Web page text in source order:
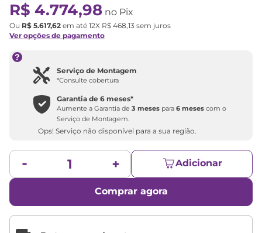
R$ 4.774,98 no Pix
Ou R$ 5.617,62 em até 12X R$ 468,13 sem juros
Ver opções de pagamento
Serviço de Montagem
*Consulte cobertura
Garantia de6 meses*
Aumente a Garantia de3 meses para6 meses com o
Serviço de Montagem.
Ops! Serviço não disponível para a sua região.
Adicionar
Comprar agora